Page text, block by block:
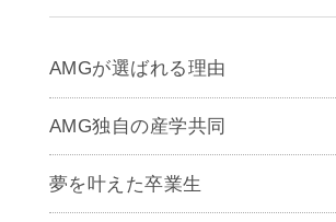
AMGが選ばれる理由
AMG独自の産学共同
夢を叶えた卒業生